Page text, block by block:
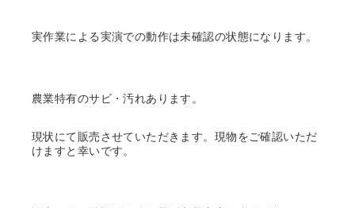
実作業による実演での動作は未確認の状態になります。
農業特有のサビ・汚れあります。
現状にて販売させていただきます。現物をご確認いただ
けますと幸いです。